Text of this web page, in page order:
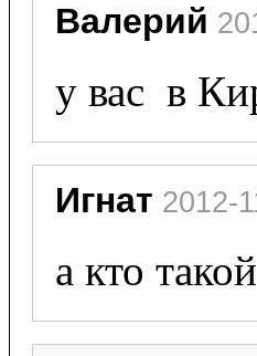
Валерий
у вас  в
Игнат 2012-
а кто